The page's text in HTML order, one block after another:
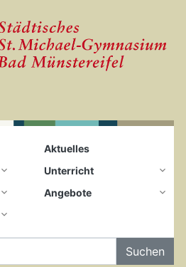
Aktuelles
Unterricht
Angebote